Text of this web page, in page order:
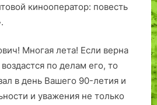
кинооператор: повесть
Многая лета! Если верна
по делам его, то
в день Вашего 90-летия и
и уважения не только